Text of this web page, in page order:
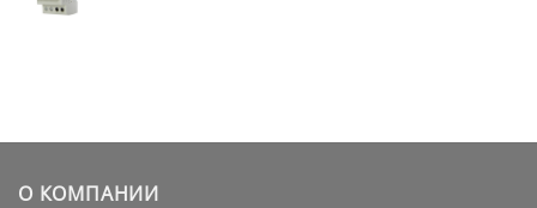
О КОМПАНИИ